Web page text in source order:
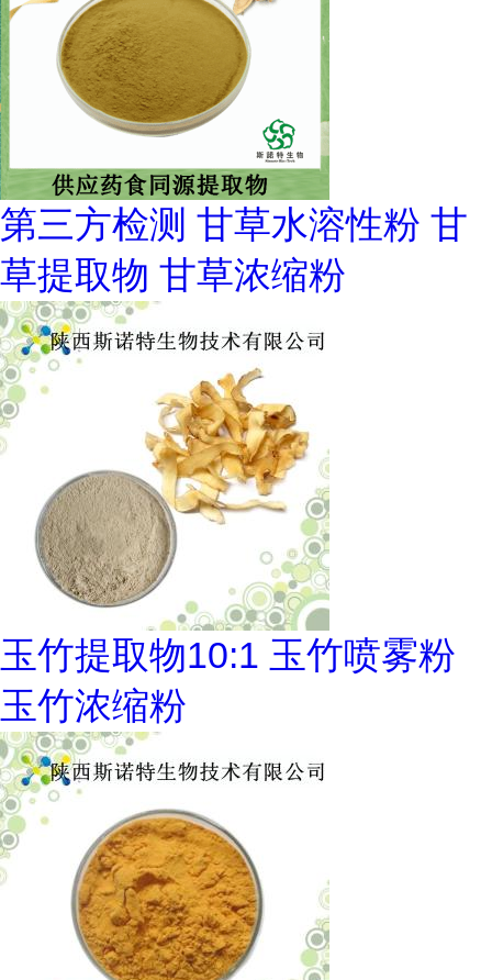
第三方检测 甘草水溶性粉 甘
草提取物 甘草浓缩粉
玉竹提取物10:1 玉竹喷雾粉
玉竹浓缩粉